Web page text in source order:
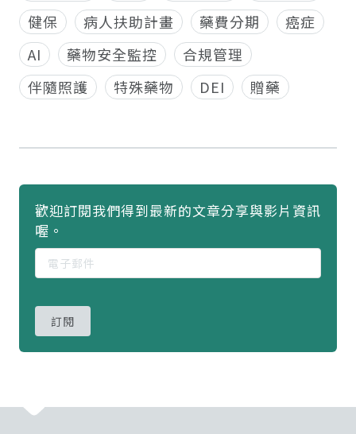
健保
病人扶助計畫 藥費分期
癌症
AI
藥物安全監控
合規管理
伴隨照護
特殊藥物 DEI 贈藥
歡迎訂閱我們得到最新的文章分享與影片資訊
喔。
訂閱